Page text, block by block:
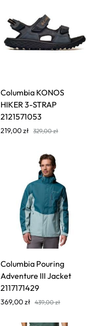
Columbia KONOS
HIKER 3-STRAP
2121571053
219,00zł 329,00zł
Columbia Pouring
Adventure III Jacket
2117171429
369,00zł 439,00zł